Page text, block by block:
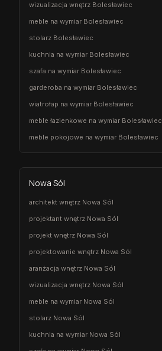
wizualizacja wnętrz Bolesławiec
meble na wymiar Bolesławiec
stolarz Bolesławiec
kuchnia na wymiar Bolesławiec
szafa na wymiar Bolesławiec
garderoba na wymiar Bolesławiec
wiatrołap na wymiar Bolesławiec
meble łazienkowe na wymiar Bolesławiec
meble pokojowe na wymiar Bolesławiec
Nowa Sól
architekt wnętrz Nowa Sól
projektant wnętrz Nowa Sól
projekt wnętrz Nowa Sól
projektowanie wnętrz Nowa Sól
aranżacja wnętrz Nowa Sól
wizualizacja wnętrz Nowa Sól
meble na wymiar Nowa Sól
stolarz Nowa Sól
kuchnia na wymiar Nowa Sól